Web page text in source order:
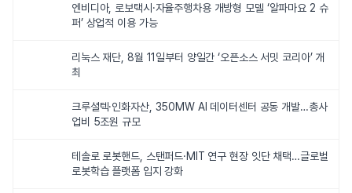
엔비디아, 로보택시·자율주행차용 개방형 모델 ‘알파마요 2 슈
퍼’ 상업적 이용 가능
리눅스 재단, 8월 11일부터 양일간 ‘오픈소스 서밋 코리아’ 개
최
크루셜텍·인화자산, 350MW AI 데이터센터 공동 개발…총사
업비 5조원 규모
테솔로 로봇핸드, 스탠퍼드·MIT 연구 현장 잇단 채택…글로벌
로봇학습 플랫폼 입지 강화